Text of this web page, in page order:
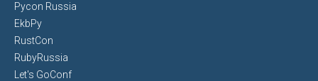
Pycon Russia
EkbPy
RustCon
RubyRussia
Let's GoConf